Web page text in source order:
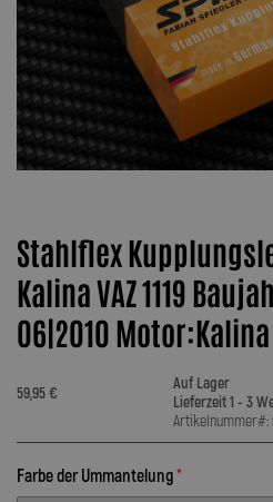
Stahlflex
Kalina VAZ 1119
06|2010 Motor:Kalina
59,95 €
Auf Lager
Lieferzeit 1 - 3
Artikelnummer#:
Farbe der Ummantelung